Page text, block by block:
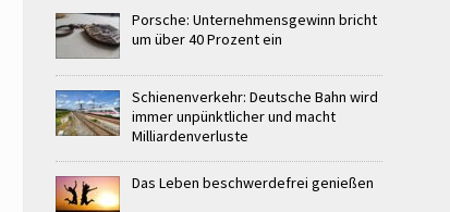
Porsche: Unternehmensgewinn bricht
um über 40 Prozent ein
Schienenverkehr: Deutsche Bahn wird
immer unpünktlicher und macht
Milliardenverluste
Das Leben beschwerdefrei genießen